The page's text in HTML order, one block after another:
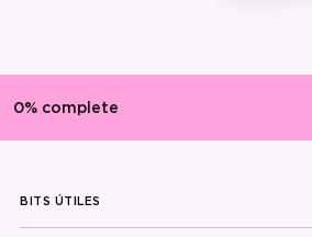
BITS ÚTILES